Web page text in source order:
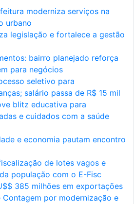
moderniza serviços na
urbano
legislação e fortalece a gestão
bairro planejado reforça
para negócios
seletivo para
salário passa de R$ 15 mil
blitz educativa para
e cuidados com a saúde
e economia pautam encontro
de lotes vagos e
população com o E-Fisc
385 milhões em exportações
Contagem por modernização e